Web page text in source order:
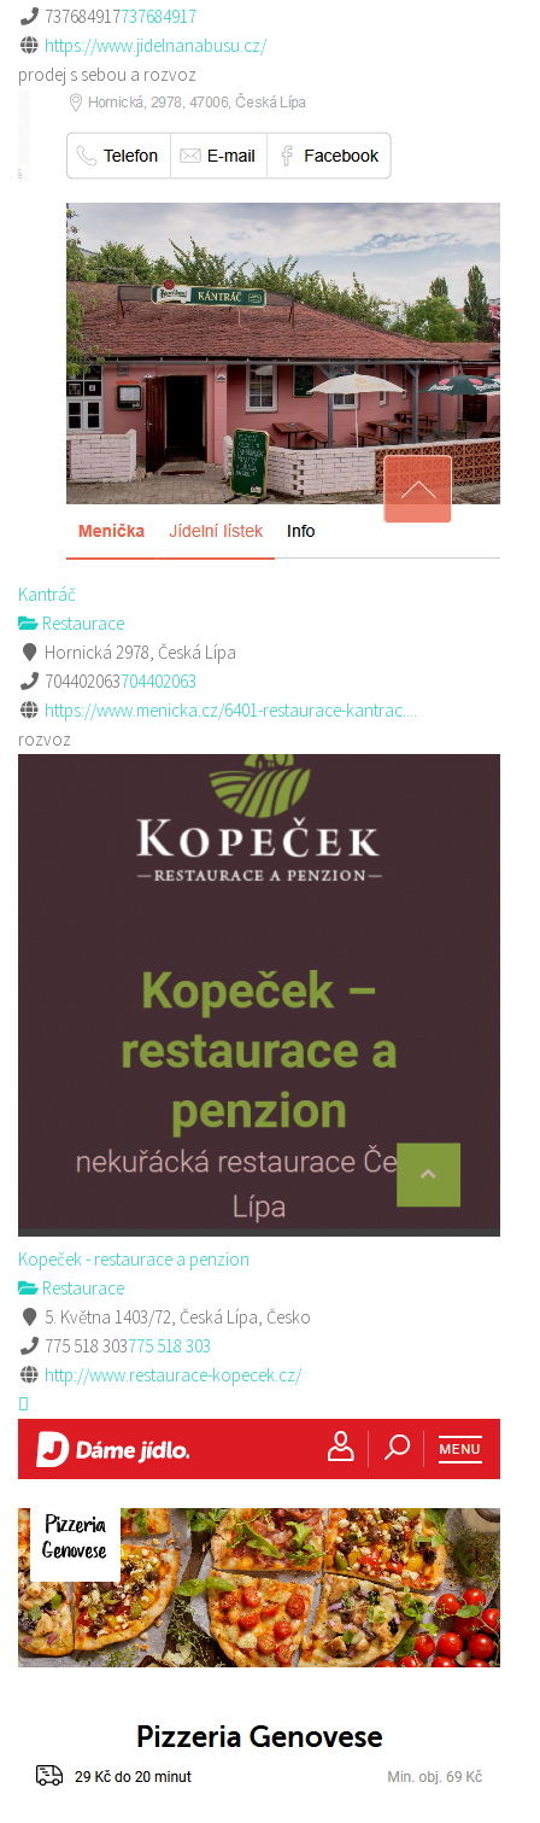
737684917737684917
https://www.jidelnanabusu.cz/
prodej s sebou a rozvoz
Kantráč
Restaurace
Hornická 2978, Česká Lípa
704402063704402063
https://www.menicka.cz/6401-restaurace-kantrac....
rozvoz
Kopeček - restaurace a penzion
Restaurace
5. Května 1403/72, Česká Lípa, Česko
775 518 303775 518 303
http://www.restaurace-kopecek.cz/